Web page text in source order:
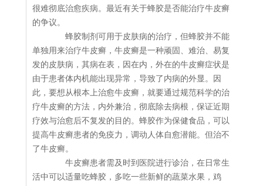
很难彻底治愈疾病。最近有关于蜂胶是否能治疗牛皮癣
的争议。
蜂胶制剂可用于皮肤病的治疗，但蜂胶并不能
单独用来治疗牛皮癣，牛皮癣是一种顽固、难治、易复
发的皮肤病，其病在表，因在内，外在的牛皮癣症状是
由于患者体内机能出现异常，导致了内病的外显。因
此，要想从根本上治愈牛皮癣，就要通过规范科学的治
疗牛皮癣的方法，内外兼治，彻底除去病根，保证近期
疗效与治愈后不复发的目的。蜂胶作为保健食品，可以
提高牛皮癣患者的免疫力，调动人体自愈潜能。但治不
了牛皮癣。
牛皮癣患者需及时到医院进行诊治，在日常生
活中可以适量吃蜂胶，多吃一些新鲜的蔬菜水果，鸡